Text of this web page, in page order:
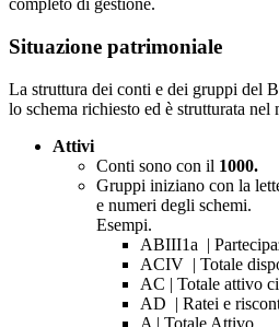
completo di gestione.
Situazione patrimoniale
La struttura dei conti e dei gruppi del
lo schema richiesto ed è strutturata nel
Attivi
Conti sono con il 1000.
Gruppi iniziano con la
e numeri degli schemi.
Esempi.
ABIII1a |
ACIV | Totale
AC | Totale attivo
AD | Ratei e
A | Totale Attivo